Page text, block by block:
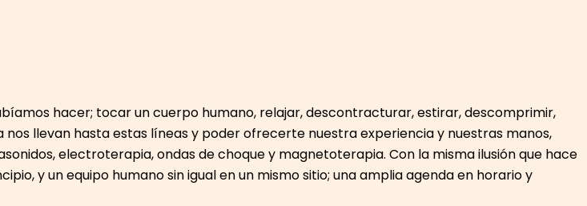
hacer; tocar un cuerpo humano, relajar, descontracturar, estirar, descomprimir,
llevan hasta estas líneas y poder ofrecerte nuestra experiencia y nuestras manos,
electroterapia, ondas de choque y magnetoterapia. Con la misma ilusión que hace
y un equipo humano sin igual en un mismo sitio; una amplia agenda en horario y